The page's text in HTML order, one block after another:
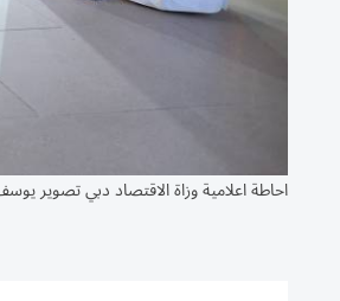
احاطة اعلامية وزاة الاقتصاد دبي تصوير